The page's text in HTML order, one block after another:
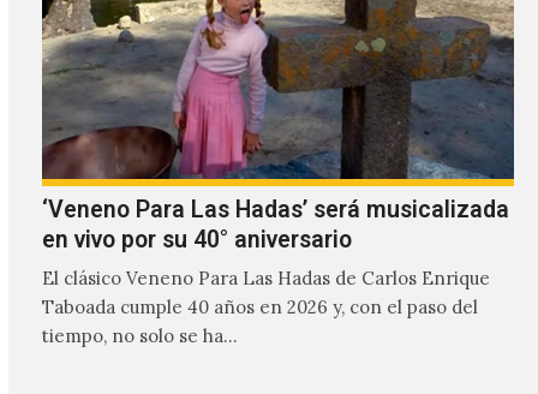
‘Veneno Para Las Hadas’ será musicalizada
en vivo por su 40° aniversario
El clásico Veneno Para Las Hadas de Carlos Enrique
Taboada cumple 40 años en 2026 y, con el paso del
tiempo, no solo se ha…